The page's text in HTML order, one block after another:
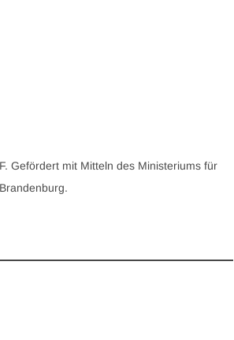
Gefördert mit Mitteln des Ministeriums für